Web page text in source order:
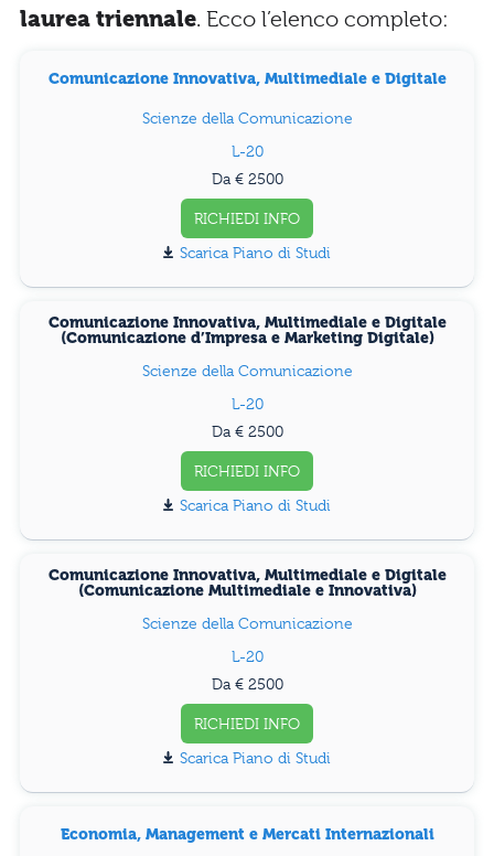
laurea triennale. Ecco l’elenco completo:
Comunicazione Innovativa, Multimediale e Digitale
Scienze della Comunicazione
L-20
Da € 2500
RICHIEDI INFO
Piano di Studi
Comunicazione Innovativa, Multimediale e Digitale
(Comunicazione d’Impresa e Marketing Digitale)
Scienze della Comunicazione
L-20
Da € 2500
RICHIEDI INFO
Piano di Studi
Comunicazione Innovativa, Multimediale e Digitale
(Comunicazione Multimediale e Innovativa)
Scienze della Comunicazione
L-20
Da € 2500
RICHIEDI INFO
Piano di Studi
Economia, Management e Mercati Internazionali